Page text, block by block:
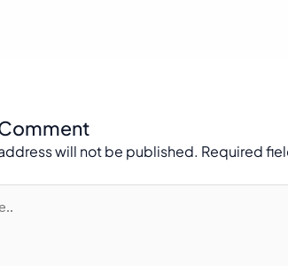
will not be published. Required